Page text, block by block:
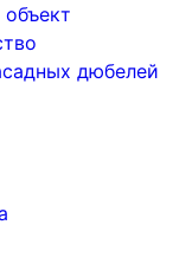
дюбелей